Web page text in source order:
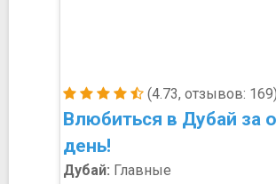
(4.73, отзывов: 169)
Влюбиться в Дубай за
день!
Дубай: Главные